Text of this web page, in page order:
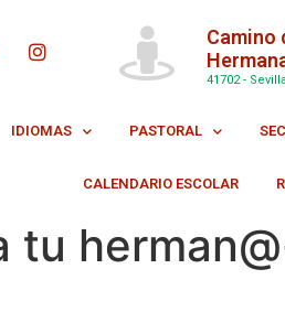
Camino
41702 - Sevilla
IDIOMAS PASTORAL
CALENDARIO ESCOLAR
tu